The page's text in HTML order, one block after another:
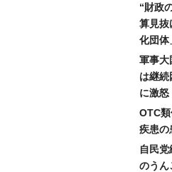
“財政
算見抜
化団体
軍事大
は継
に激怒
OTC
疾患の
自民
のう